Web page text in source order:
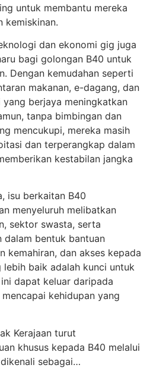
untuk membantu mereka
kemiskinan.
dan ekonomi gig juga
bagi golongan B40 untuk
Dengan kemudahan seperti
makanan, e-dagang, dan
berjaya meningkatkan
tanpa bimbingan dan
mencukupi, mereka masih
dan terperangkap dalam
kestabilan jangka
isu berkaitan B40
menyeluruh melibatkan
sektor swasta, serta
dalam bentuk bantuan
kemahiran, dan akses kepada
lebih baik adalah kunci untuk
dapat keluar daripada
kehidupan yang
Kerajaan turut
khusus kepada B40 melalui
sebagai…